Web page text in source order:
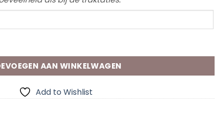
AAN WINKELWAGEN
Add to Wishlist